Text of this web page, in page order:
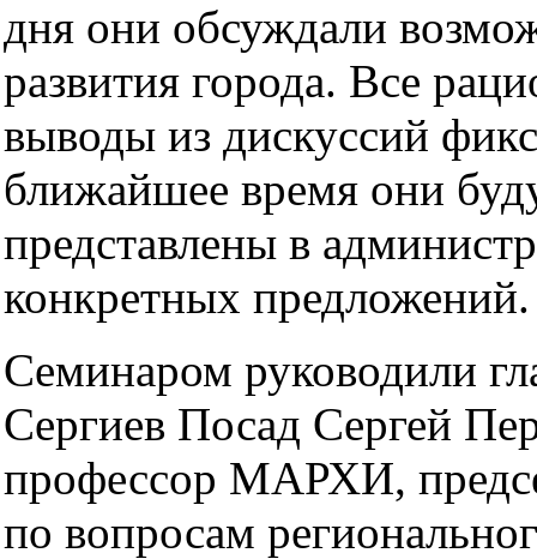
дня они обсуждали
развития города. Все
выводы из дискуссий
ближайшее время они
представлены в
конкретных предложений.
Семинаром руководили
Сергиев Посад Сергей
профессор МАРХИ,
по вопросам